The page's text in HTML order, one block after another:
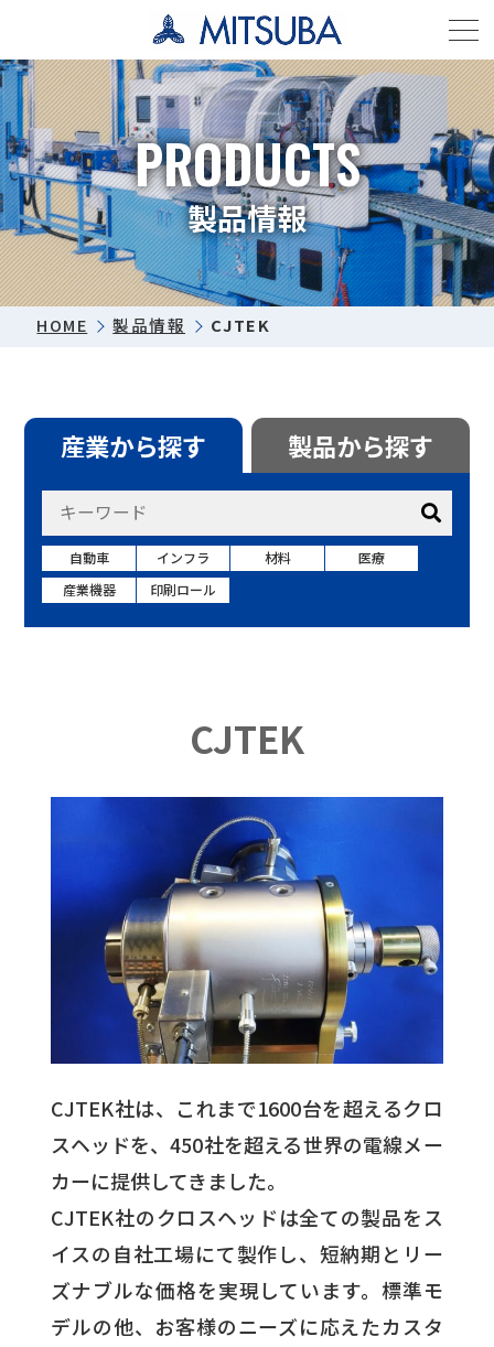
製品情報
PRODUCTS
HOME 製品情報 CJTEK
産業から探す 製品から探す
自動車 インフラ 材料
医療
産業機器
印刷ロール
CJTEK
CJTEK社は、これまで1600台を超えるクロ
スヘッドを、450社を超える世界の電線メー
カーに提供してきました。
CJTEK社のクロスヘッドは全ての製品をス
イスの自社工場にて製作し、短納期とリー
ズナブルな価格を実現しています。標準モ
デルの他、お客様のニーズに応えたカスタ